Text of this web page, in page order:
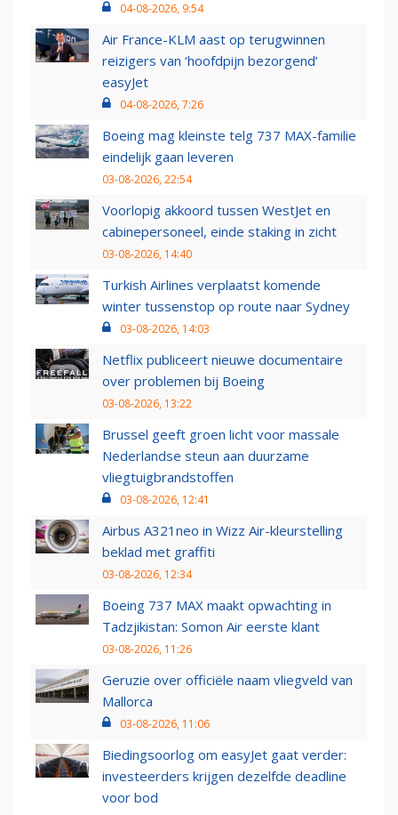
04-08-2026, 9:54
Air France-KLM aast op terugwinnen
reizigers van ‘hoofdpijn bezorgend’
easyJet
04-08-2026, 7:26
Boeing mag kleinste telg 737 MAX-familie
eindelijk gaan leveren
03-08-2026, 22:54
Voorlopig akkoord tussen WestJet en
cabinepersoneel, einde staking in zicht
03-08-2026, 14:40
Turkish Airlines verplaatst komende
winter tussenstop op route naar Sydney
03-08-2026, 14:03
Netflix publiceert nieuwe documentaire
over problemen bij Boeing
03-08-2026, 13:22
Brussel geeft groen licht voor massale
Nederlandse steun aan duurzame
vliegtuigbrandstoffen
03-08-2026, 12:41
Airbus A321neo in Wizz Air-kleurstelling
beklad met graffiti
03-08-2026, 12:34
Boeing 737 MAX maakt opwachting in
Tadzjikistan: Somon Air eerste klant
03-08-2026, 11:26
Geruzie over officiële naam vliegveld van
Mallorca
03-08-2026, 11:06
Biedingsoorlog om easyJet gaat verder:
investeerders krijgen dezelfde deadline
voor bod